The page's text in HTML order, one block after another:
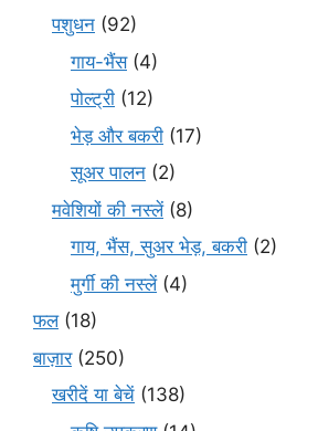
पशुधन (92)
गाय-भैंस(4)
पोल्ट्री (12)
भेड़ और बकरी (17)
सूअर पालन (2)
मवेशियों की नस्लें(8)
गाय, भैंस, सुअर भेड़, बकरी (2)
मुर्गी की नस्लें(4)
फल(18)
बाज़ार(250)
खरीदें या बेचें (138)